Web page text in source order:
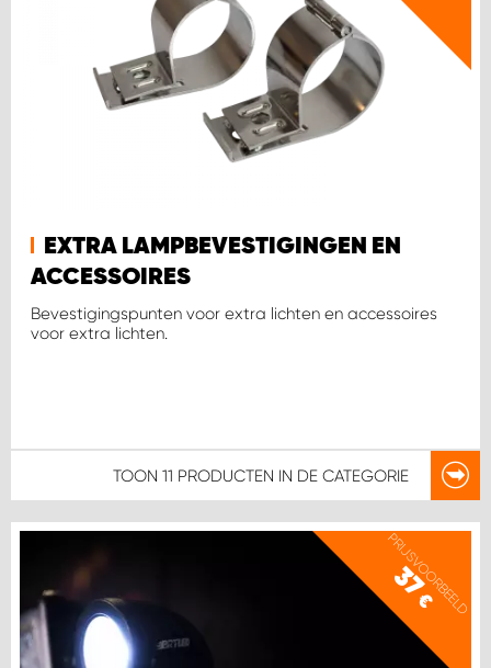
EXTRA LAMPBEVESTIGINGEN EN
ACCESSOIRES
Bevestigingspunten voor extra lichten en accessoires
voor extra lichten.
TOON 11 PRODUCTEN IN DE CATEGORIE
PRIJSVOORBEELD
37
€